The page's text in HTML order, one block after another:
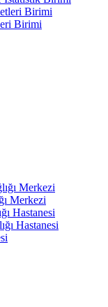
Birimi
Birimi
Merkezi
Merkezi
Hastanesi
Hastanesi